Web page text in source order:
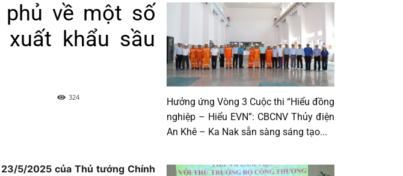
phủ về một số
khẩu sầu
324
5/2025 của Thủ tướng Chính
Hưởng ứng Vòng 3 Cuộc thi “Hiểu đồng
nghiệp – Hiểu EVN”: CBCNV Thủy điện
An Khê – Ka Nak sẵn sàng sáng tạo...